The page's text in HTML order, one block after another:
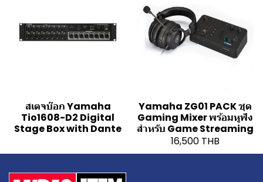
สเตจบ๊อก Yamaha
Tio1608-D2 Digital
Stage Box with Dante
Yamaha ZG01 PACK ชุด
Gaming Mixer พร้อมหูฟัง
สำหรับ Game Streaming
16,500 THB